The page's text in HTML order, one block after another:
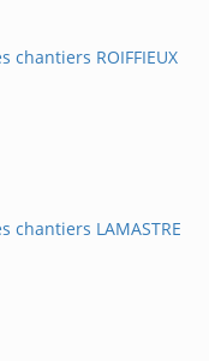
chantiers ROIFFIEUX
chantiers LAMASTRE